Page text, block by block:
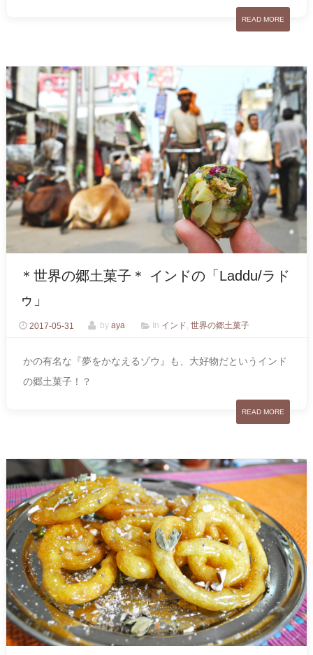
READ MORE
＊世界の郷土菓子＊ インドの「Laddu/ラド
ゥ」
2017-05-31 by aya In インド, 世界の郷土菓子
かの有名な『夢をかなえるゾウ』も、大好物だというインド
の郷土菓子！？
READ MORE